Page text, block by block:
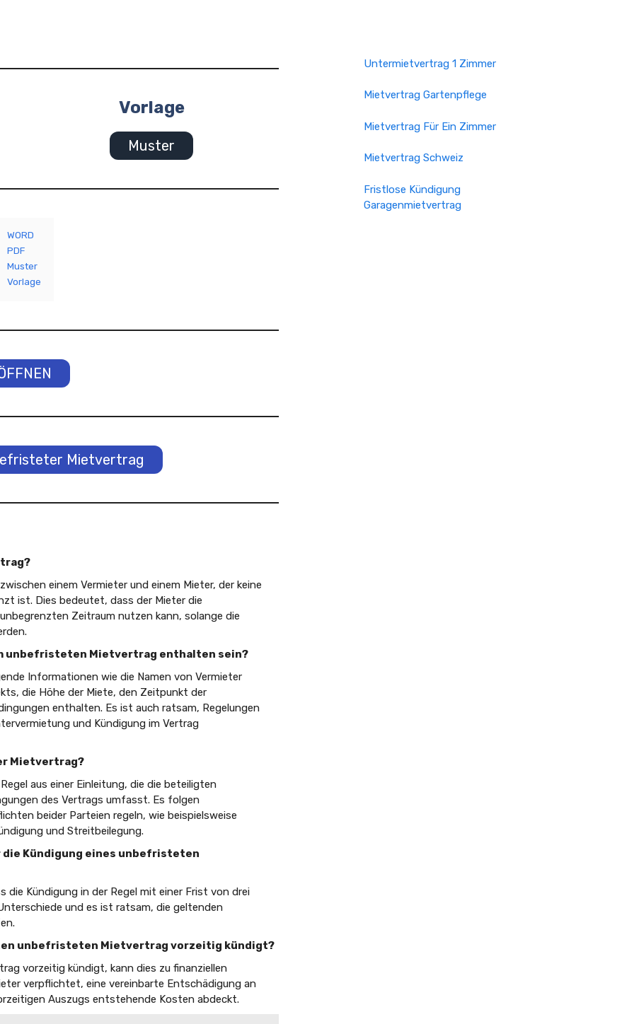
Vorlage
Muster
WORD
PDF
Muster
Vorlage
Mietvertrag
einem Vermieter und einem Mieter, der keine
ist. Dies bedeutet, dass der Mieter die
Zeitraum nutzen kann, solange die
unbefristeten Mietvertrag enthalten sein?
Informationen wie die Namen von Vermieter
die Höhe der Miete, den Zeitpunkt der
enthalten. Es ist auch ratsam, Regelungen
und Kündigung im Vertrag
Mietvertrag?
aus einer Einleitung, die die beteiligten
des Vertrags umfasst. Es folgen
beider Parteien regeln, wie beispielsweise
und Streitbeilegung.
Kündigung eines unbefristeten
Kündigung in der Regel mit einer Frist von drei
und es ist ratsam, die geltenden
unbefristeten Mietvertrag vorzeitig kündigt?
vorzeitig kündigt, kann dies zu finanziellen
verpflichtet, eine vereinbarte Entschädigung an
Auszugs entstehende Kosten abdeckt.
Untermietvertrag 1 Zimmer
Mietvertrag Gartenpflege
Mietvertrag Für Ein Zimmer
Mietvertrag Schweiz
Fristlose Kündigung
Garagenmietvertrag